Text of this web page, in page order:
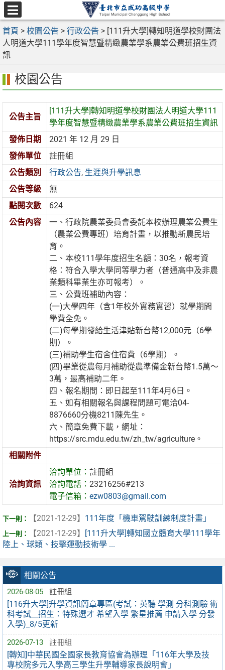
跳
至
主
要
內
選
單
首頁 > 校園公告 > 行政公告 > [111升大學]轉知明道學校財團法
人明道大學111學年度智慧暨精緻農業學系農業公費班招生資
訊
相關公告
2026-08-05 註冊組
[116升大學]升學資訊簡章專區(考試：英聽 學測 分科測驗 術
科考試__招生：特殊選才 希望入學 繁星推薦 申請入學 分發
入學)_8/5更新
2026-07-13 註冊組
[轉知]中華民國全國家長教育協會為辦理「116年大學及技
專校院多元入學高三學生升學輔導家長說明會」
校園公告
公告主旨
[111升大學]轉知明道學校財團法人明道大學111
學年度智慧暨精緻農業學系農業公費班招生資訊
發佈日期
2021 年 12 月 29 日
發佈單位
註冊組
公告類別
行政公告, 生涯與升學訊息
公告等級
無
點閱次數
624
公告內容
一、行政院農業委員會委託本校辦理農業公費生
（農業公費專班）培育計畫，以推動新農民培
育。
二、本校111學年度招生名額：30名，報考資
格：符合入學大學同等學力者（普通高中及非農
業類科畢業生亦可報考）。
三、公費班補助內容：
(一)大學四年（含1年校外實務實習）就學期間
學費全免。
(二)每學期發給生活津貼新台幣12,000元（6學
期）。
(三)補助學生宿舍住宿費（6學期）。
(四)畢業從農每月補助從農準備金新台幣1.5萬～
3萬，最高補助二年。
四、報名期間：即日起至111年4月6日。
五、如有相關報名與課程問題可電洽04-
8876660分機8211陳先生。
六、簡章免費下載，網址：
https://src.mdu.edu.tw/zh_tw/agriculture。
相關附件
洽詢資訊
洽詢單位：註冊組
洽詢電話：23216256#213
電子信箱：ezw0803@gmail.com
【2021-12-29】 111年度「機車駕駛訓練制度計畫」
【2021-12-29】
[111升大學]轉知國立體育大學111學年
陸上、球類、技擊運動技術學 ...